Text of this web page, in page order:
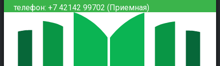
телефон: +7 42142 99702 (Приемная)